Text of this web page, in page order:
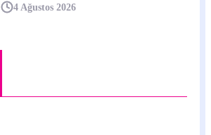
4 Ağustos 2026